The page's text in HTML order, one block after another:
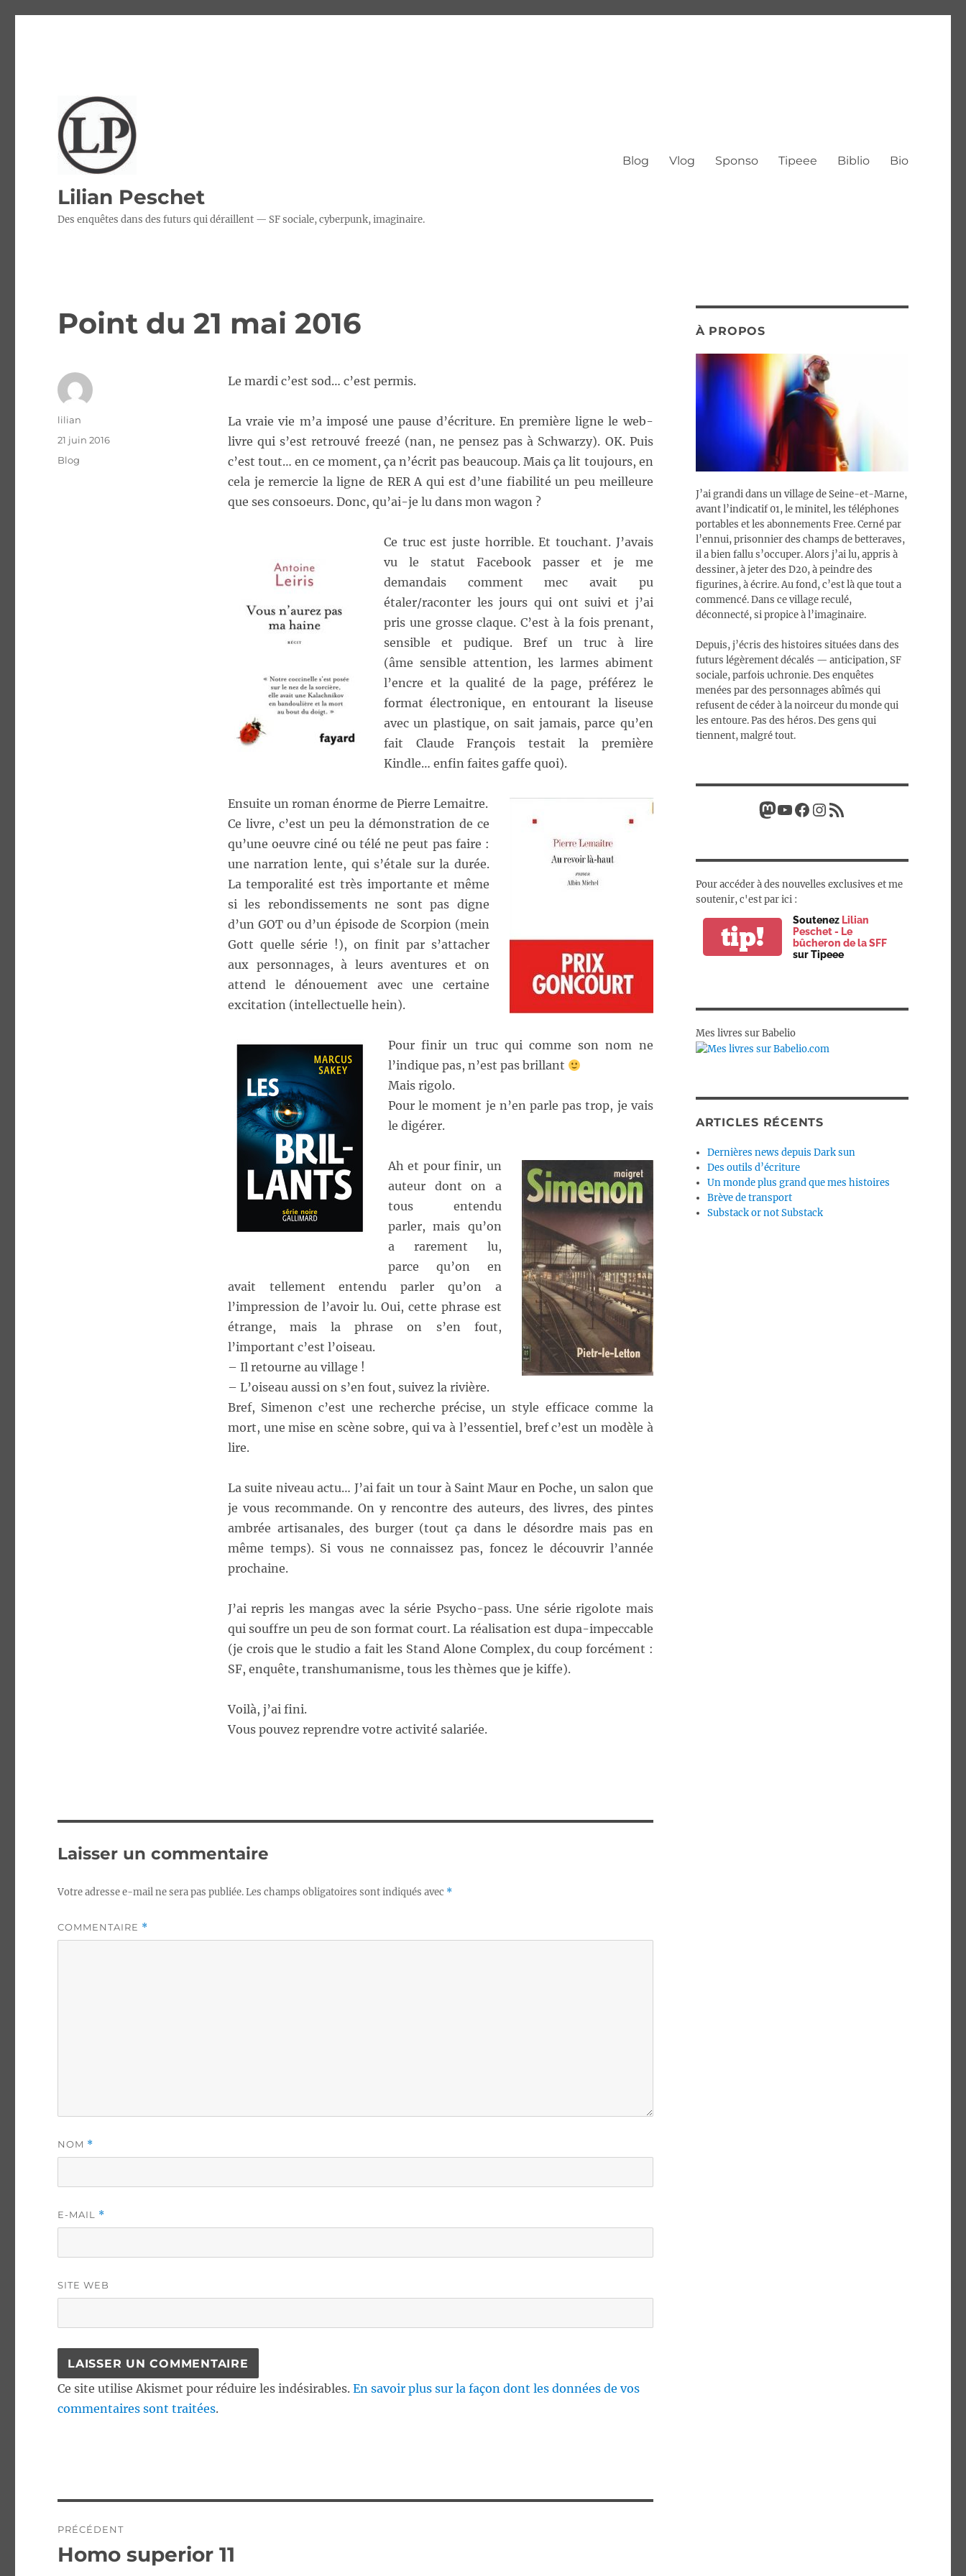
Lilian Peschet
Des enquêtes dans des futurs qui déraillent — SF sociale, cyberpunk, imaginaire.
Blog Vlog Sponso Tipeee Biblio Bio
Point du 21 mai 2016
Le mardi c’est sod… c’est permis.
La vraie vie m’a imposé une pause d’écriture. En première ligne le web-
livre qui s’est retrouvé freezé (nan, ne pensez pas à Schwarzy). OK. Puis
c’est tout… en ce moment, ça n’écrit pas beaucoup. Mais ça lit toujours, en
cela je remercie la ligne de RER A qui est d’une fiabilité un peu meilleure
que ses consoeurs. Donc, qu’ai-je lu dans mon wagon ?
Ce truc est juste horrible. Et touchant. J’avais
vu le statut Facebook passer et je me
demandais comment mec avait pu
étaler/raconter les jours qui ont suivi et j’ai
pris une grosse claque. C’est à la fois prenant,
sensible et pudique. Bref un truc à lire
(âme sensible attention, les larmes abiment
l’encre et la qualité de la page, préférez le
format électronique, en entourant la liseuse
avec un plastique, on sait jamais, parce qu’en
fait Claude François testait la première
Kindle… enfin faites gaffe quoi).
Ensuite un roman énorme de Pierre Lemaitre.
Ce livre, c’est un peu la démonstration de ce
qu’une oeuvre ciné ou télé ne peut pas faire :
une narration lente, qui s’étale sur la durée.
La temporalité est très importante et même
si les rebondissements ne sont pas digne
d’un GOT ou d’un épisode de Scorpion (mein
Gott quelle série !), on finit par s’attacher
aux personnages, à leurs aventures et on
attend le dénouement avec une certaine
excitation (intellectuelle hein).
Pour finir un truc qui comme son nom ne
l’indique pas, n’est pas brillant
Mais rigolo.
Pour le moment je n’en parle pas trop, je vais
le digérer.
Ah et pour finir, un
auteur dont on a
tous entendu
parler, mais qu’on
a rarement lu,
parce qu’on en
avait tellement entendu parler qu’on a
l’impression de l’avoir lu. Oui, cette phrase est
étrange, mais la phrase on s’en fout,
l’important c’est l’oiseau.
– Il retourne au village !
– L’oiseau aussi on s’en fout, suivez la rivière.
Bref, Simenon c’est une recherche précise, un style efficace comme la
mort, une mise en scène sobre, qui va à l’essentiel, bref c’est un modèle à
lire.
La suite niveau actu… J’ai fait un tour à Saint Maur en Poche, un salon que
je vous recommande. On y rencontre des auteurs, des livres, des pintes
ambrée artisanales, des burger (tout ça dans le désordre mais pas en
même temps). Si vous ne connaissez pas, foncez le découvrir l’année
prochaine.
J’ai repris les mangas avec la série Psycho-pass. Une série rigolote mais
qui souffre un peu de son format court. La réalisation est dupa-impeccable
(je crois que le studio a fait les Stand Alone Complex, du coup forcément :
SF, enquête, transhumanisme, tous les thèmes que je kiffe).
Voilà, j’ai fini.
Vous pouvez reprendre votre activité salariée.
Auteur
lilian
Publié
le
21 juin 2016
Catégories
Blog
Laisser un commentaire
Votre adresse e-mail ne sera pas publiée.Les champs obligatoires sont indiqués avec *
COMMENTAIRE *
NOM *
E-MAIL *
SITE WEB
Ce site utilise Akismet pour réduire les indésirables.En savoir plus sur la façon dont les données de vos
commentaires sont traitées.
de
PRÉCÉDENT
Publication
Homo superior 11
À PROPOS
J’ai grandi dans un village de Seine-et-Marne,
avant l’indicatif 01, le minitel, les téléphones
portables et les abonnements Free. Cerné par
l’ennui, prisonnier des champs de betteraves,
il a bien fallu s’occuper. Alors j’ai lu, appris à
dessiner, à jeter des D20, à peindre des
figurines, à écrire. Au fond, c’est là que tout a
commencé. Dans ce village reculé,
déconnecté, si propice à l’imaginaire.
Depuis, j’écris des histoires situées dans des
futurs légèrement décalés — anticipation, SF
sociale, parfois uchronie. Des enquêtes
menées par des personnages abîmés qui
refusent de céder à la noirceur du monde qui
les entoure. Pas des héros. Des gens qui
tiennent, malgré tout.
Mastodon
YouTube
Facebook
Instagram
Flux RSS
Pour accéder à des nouvelles exclusives et me
soutenir, c'est par ici :
tip!
Soutenez Lilian
Peschet - Le
bûcheron de la SFF
sur Tipeee
Mes livres sur Babelio
ARTICLES RÉCENTS
Dernières news depuis Dark sun
Des outils d’écriture
Un monde plus grand que mes histoires
Brève de transport
Substack or not Substack